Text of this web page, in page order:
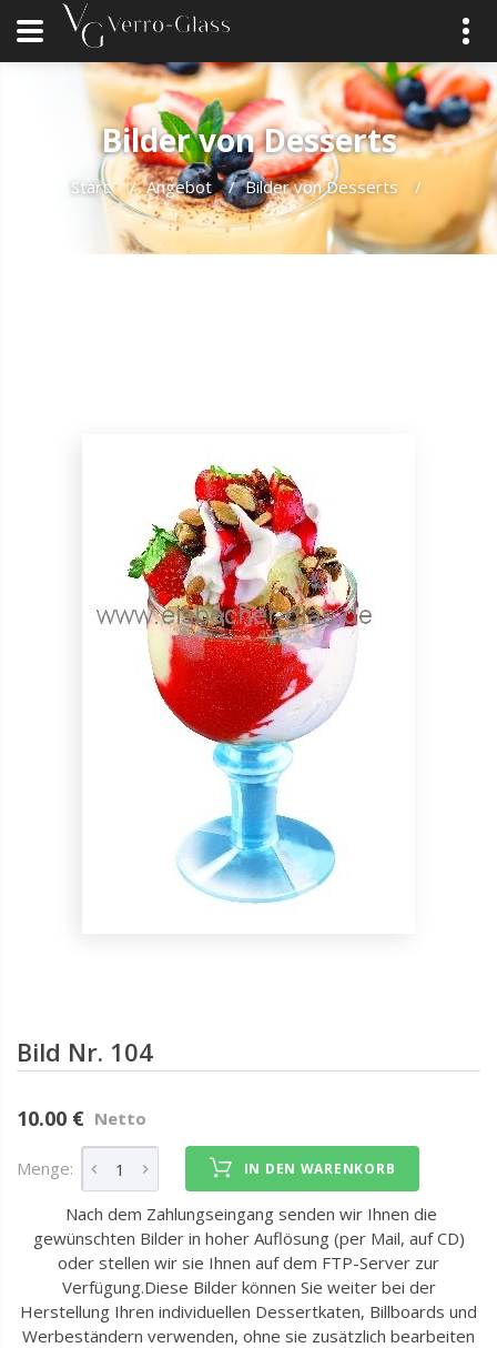
Bilder von Desserts
Start / Angebot / Bilder von Desserts /
Bild Nr. 104
10.00 € Netto
Menge: IN DEN WARENKORB
Nach dem Zahlungseingang senden wir Ihnen die
gewünschten Bilder in hoher Auflösung (per Mail, auf CD)
oder stellen wir sie Ihnen auf dem FTP-Server zur
Verfügung.Diese Bilder können Sie weiter bei der
Herstellung Ihren individuellen Dessertkaten, Billboards und
Werbeständern verwenden, ohne sie zusätzlich bearbeiten